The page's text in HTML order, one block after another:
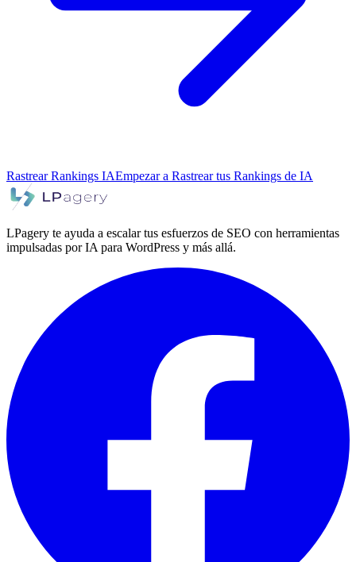
Rastrear Rankings IAEmpezar a Rastrear tus Rankings de IA
LPagery te ayuda a escalar tus esfuerzos de SEO con herramientas
impulsadas por IA para WordPress y más allá.